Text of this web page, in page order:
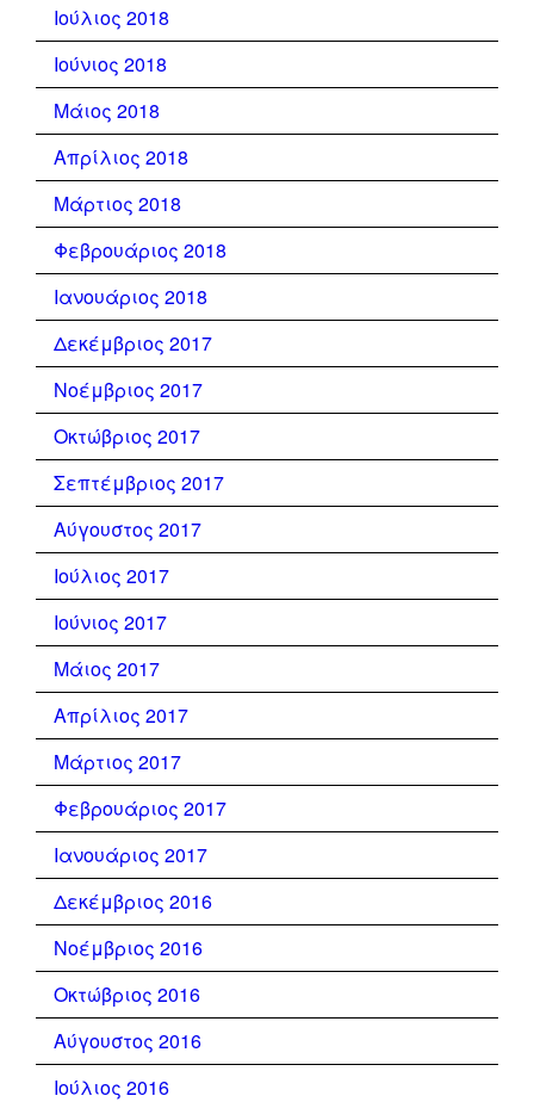
Ιούλιος 2018
Ιούνιος 2018
Μάιος 2018
Απρίλιος 2018
Μάρτιος 2018
Φεβρουάριος 2018
Ιανουάριος 2018
Δεκέμβριος 2017
Νοέμβριος 2017
Οκτώβριος 2017
Σεπτέμβριος 2017
Αύγουστος 2017
Ιούλιος 2017
Ιούνιος 2017
Μάιος 2017
Απρίλιος 2017
Μάρτιος 2017
Φεβρουάριος 2017
Ιανουάριος 2017
Δεκέμβριος 2016
Νοέμβριος 2016
Οκτώβριος 2016
Αύγουστος 2016
Ιούλιος 2016